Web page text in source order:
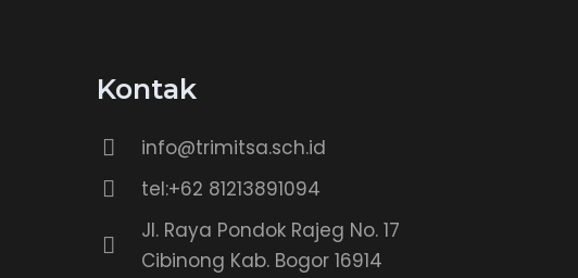
Kontak
info@trimitsa.sch.id
tel:+62 81213891094
Jl. Raya Pondok Rajeg No. 17
Cibinong Kab. Bogor 16914